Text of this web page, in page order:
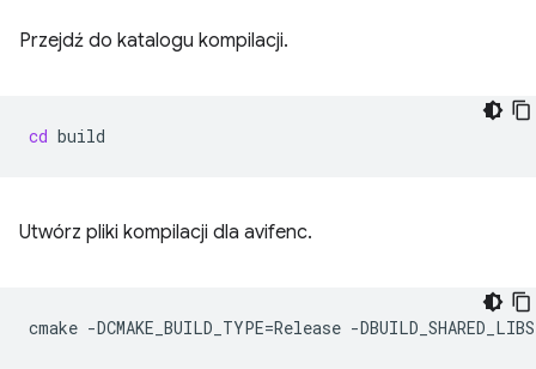
Przejdź do katalogu kompilacji.
cd
Utwórz pliki kompilacji dla avifenc.
cmake -DCMAKE_BUILD_TYPE=Release -DBUILD_SHARED_LIBS